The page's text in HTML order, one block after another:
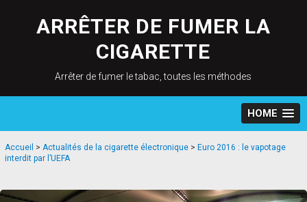
content
ARRÊTER DE FUMER LA
CIGARETTE
Arrêter de fumer le tabac, toutes les méthodes
HOME
Accueil > Actualités de la cigarette électronique > Euro 2016 : le vapotage
interdit par l’UEFA